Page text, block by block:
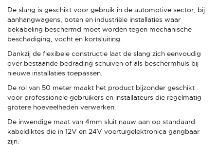
De slang is geschikt voor gebruik in de automotive sector, bij
aanhangwagens, boten en industriële installaties waar
bekabeling beschermd moet worden tegen mechanische
beschadiging, vocht en kortsluiting.
Dankzij de flexibele constructie laat de slang zich eenvoudig
over bestaande bedrading schuiven of als beschermhuls bij
nieuwe installaties toepassen.
De rol van 50 meter maakt het product bijzonder geschikt
voor professionele gebruikers en installateurs die regelmatig
grotere hoeveelheden verwerken.
De inwendige maat van 4mm sluit nauw aan op standaard
kabeldiktes die in 12V en 24V voertuigelektronica gangbaar
zijn.